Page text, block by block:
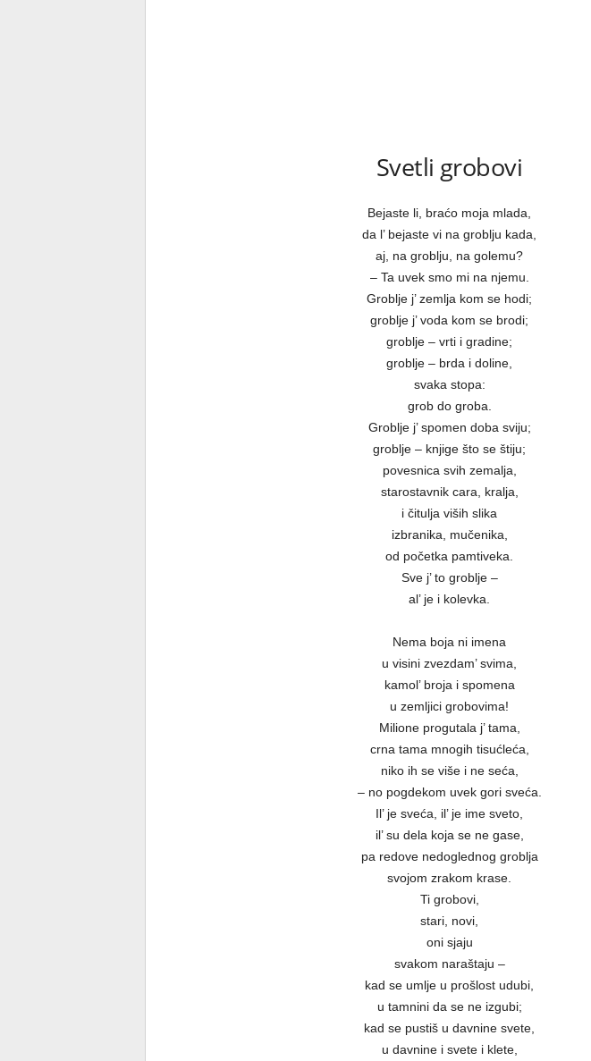
Svetli grobovi
Bejaste li, braćo moja mlada,
da l’ bejaste vi na groblju kada,
aj, na groblju, na golemu?
– Ta uvek smo mi na njemu.
Groblje j’ zemlja kom se hodi;
groblje j’ voda kom se brodi;
groblje – vrti i gradine;
groblje – brda i doline,
svaka stopa:
grob do groba.
Groblje j’ spomen doba sviju;
groblje – knjige što se štiju;
povesnica svih zemalja,
starostavnik cara, kralja,
i čitulja viših slika
izbranika, mučenika,
od početka pamtiveka.
Sve j’ to groblje –
al’ je i kolevka.
Nema boja ni imena
u visini zvezdam’ svima,
kamol’ broja i spomena
u zemljici grobovima!
Milione progutala j’ tama,
crna tama mnogih tisućleća,
niko ih se više i ne seća,
– no pogdekom uvek gori sveća.
Il’ je sveća, il’ je ime sveto,
il’ su dela koja se ne gase,
pa redove nedoglednog groblja
svojom zrakom krase.
Ti grobovi,
stari, novi,
oni sjaju
svakom naraštaju –
kad se umlje u prošlost udubi,
u tamnini da se ne izgubi;
kad se pustiš u davnine svete,
u davnine i svete i klete,